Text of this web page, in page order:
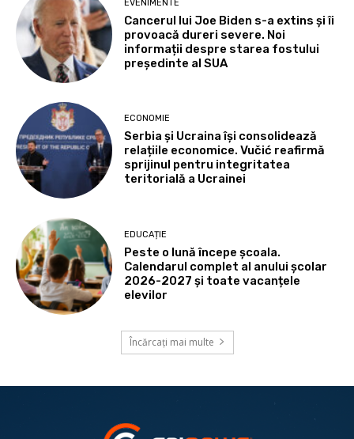
EVENIMENTE
Cancerul lui Joe Biden s-a extins și îi
provoacă dureri severe. Noi
informații despre starea fostului
președinte al SUA
ECONOMIE
Serbia și Ucraina își consolidează
relațiile economice. Vučić reafirmă
sprijinul pentru integritatea
teritorială a Ucrainei
EDUCAȚIE
Peste o lună începe școala.
Calendarul complet al anului școlar
2026-2027 și toate vacanțele
elevilor
Încărcați mai multe